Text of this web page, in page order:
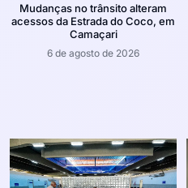
Mudanças no trânsito alteram
acessos da Estrada do Coco, em
Camaçari
6 de agosto de 2026